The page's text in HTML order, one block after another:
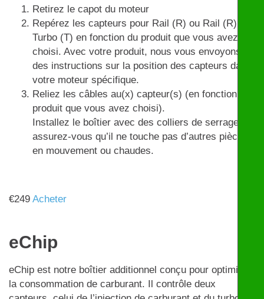
Retirez le capot du moteur
Repérez les capteurs pour Rail (R) ou Rail (R) et
Turbo (T) en fonction du produit que vous avez
choisi. Avec votre produit, nous vous envoyons
des instructions sur la position des capteurs dans
votre moteur spécifique.
Reliez les câbles au(x) capteur(s) (en fonction du
produit que vous avez choisi).
Installez le boîtier avec des colliers de serrage et
assurez-vous qu’il ne touche pas d’autres pièces
en mouvement ou chaudes.
€249 Acheter
eChip
eChip est notre boîtier additionnel conçu pour optimiser
la consommation de carburant. Il contrôle deux